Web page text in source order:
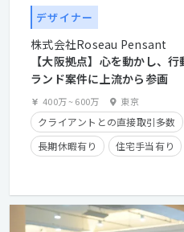
デザイナー
株式会社Roseau Pensant
【大阪拠点】心を動かし、
ランド案件に上流から参画
400万~600万 東京
クライアントとの直接取引多数
長期休暇有り
住宅手当有り